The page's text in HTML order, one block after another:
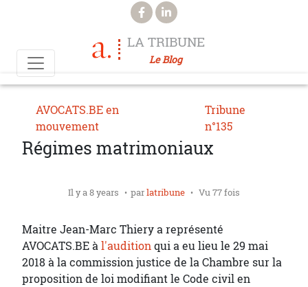
Aller au contenu principal
LA TRIBUNE
Le Blog
AVOCATS.BE en
mouvement
Tribune
n°135
Régimes matrimoniaux
Il y a 8 years parlatribune Vu 77 fois
Maitre Jean-Marc Thiery a représenté
AVOCATS.BE àl'auditionqui a eu lieu le 29 mai
2018 à la commission justice de la Chambre sur la
proposition de loi modifiant le Code civil en